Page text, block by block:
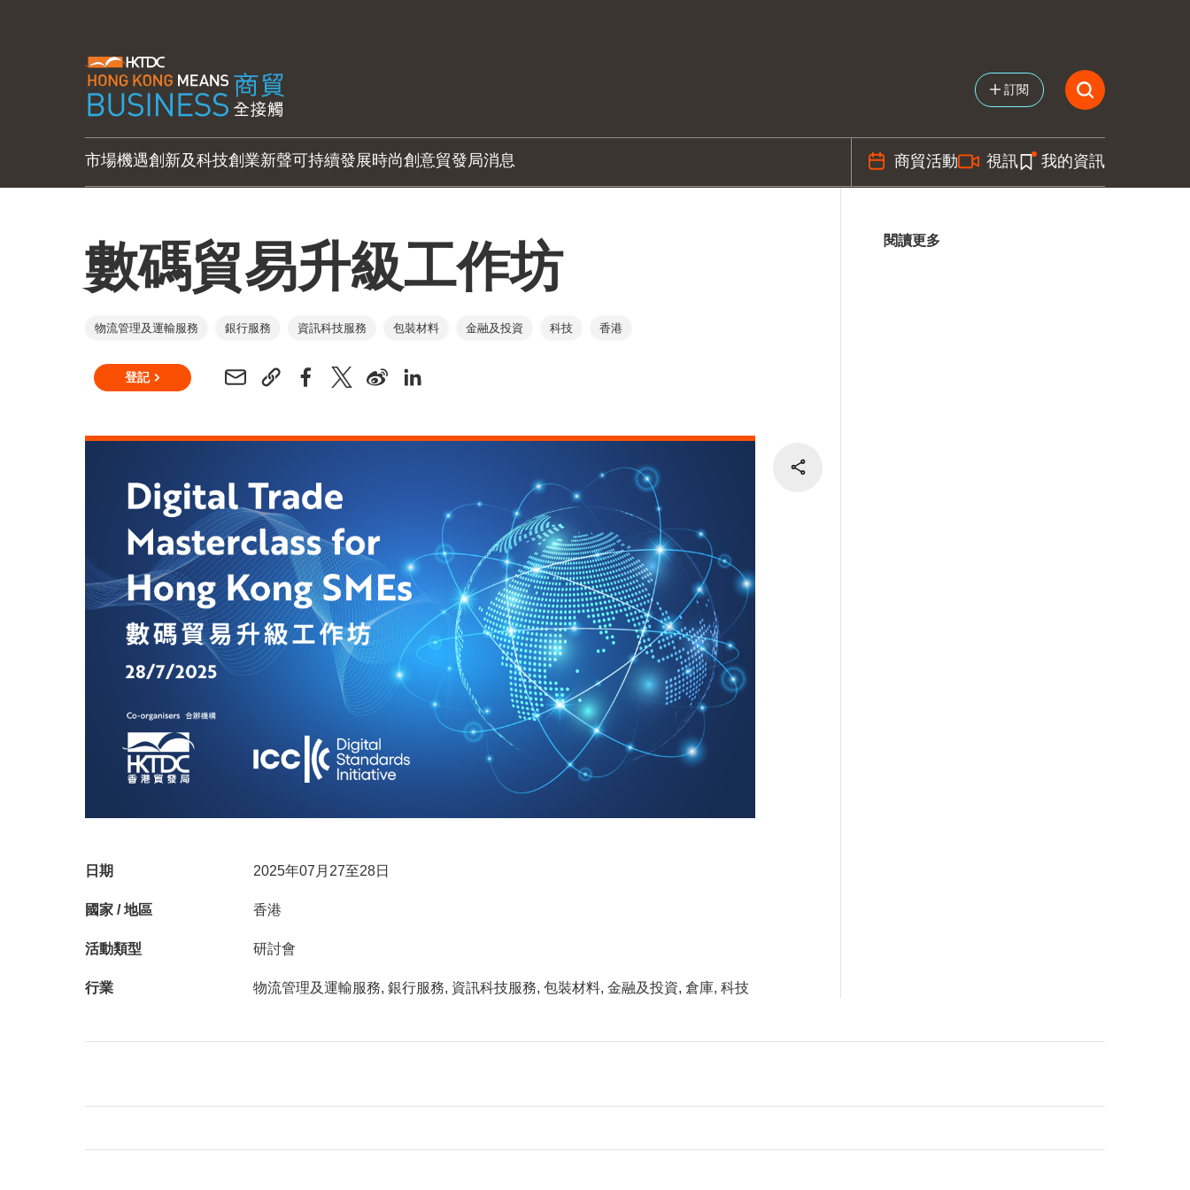
訂閱
市場機遇創新及科技創業新聲可持續發展時尚創意貿發局消息 商貿活動 視訊 我的資訊
數碼貿易升級工作坊
物流管理及運輸服務 銀行服務 資訊科技服務 包裝材料 金融及投資 科技 香港
登記
日期 2025年07月27至28日
國家 / 地區 香港
活動類型 研討會
行業 物流管理及運輸服務, 銀行服務, 資訊科技服務, 包裝材料, 金融及投資, 倉庫, 科技
閱讀更多